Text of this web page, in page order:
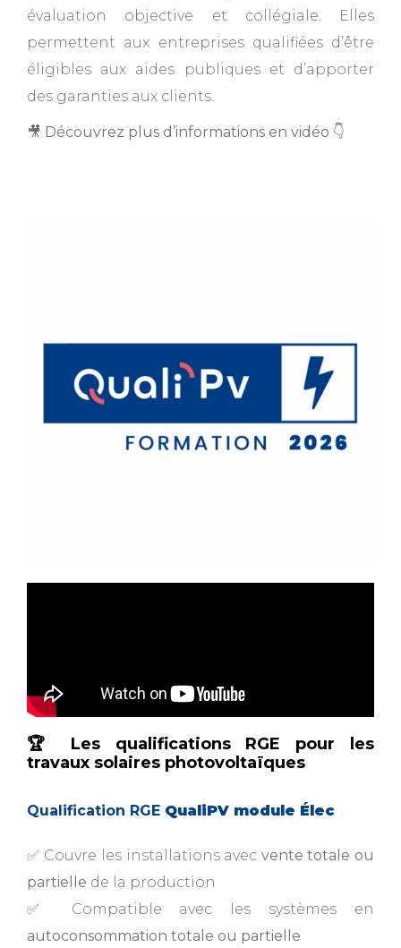
évaluation objective et collégiale. Elles
permettent aux entreprises qualifiées d’être
éligibles aux aides publiques et d’apporter
des garanties aux clients.
🎥 Découvrez plus d’informations en vidéo 👇
🏆 Les qualifications RGE pour les
travaux solaires photovoltaïques
Qualification RGE QualiPV module Élec
✅ Couvre les installations avec vente totale ou
partielle de la production
✅ Compatible avec les systèmes en
autoconsommation totale ou partielle